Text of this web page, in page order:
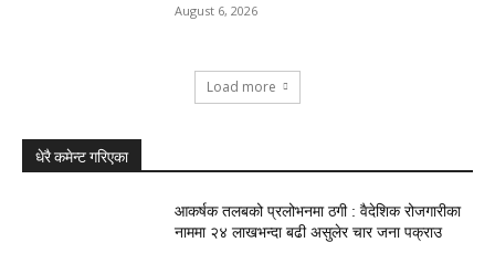
August 6, 2026
Load more
धेरै कमेन्ट गरिएका
आकर्षक तलबको प्रलोभनमा ठगी : वैदेशिक रोजगारीका
नाममा २४ लाखभन्दा बढी असुलेर चार जना पक्राउ